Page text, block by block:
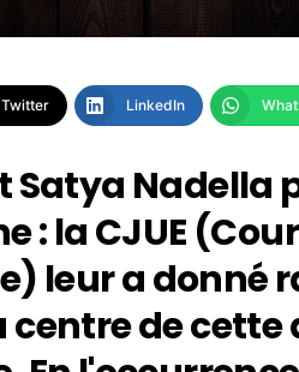
Twitter LinkedIn
Satya Nadella
: la CJUE
leur a donné
centre de cette